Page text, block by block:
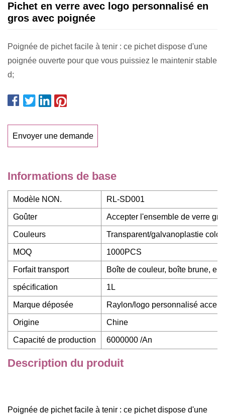
Pichet en verre avec logo personnalisé en
gros avec poignée
Poignée de pichet facile à tenir : ce pichet dispose d'une
poignée ouverte pour que vous puissiez le maintenir stable
d;
Envoyer une demande
Informations de base
Modèle NON. RL-SD001
Goûter Accepter l'ensemble de verre
Couleurs Transparent/galvanoplastie
MOQ 1000PCS
Forfait transport Boîte de couleur, boîte brune,
spécification 1L
Marque déposée Raylon/logo personnalisé
Origine Chine
Capacité de production 6000000 /An
Description du produit
Poignée de pichet facile à tenir : ce pichet dispose d'une